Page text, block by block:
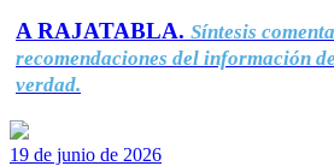
A RAJATABLA. Síntesis
recomendaciones del información
verdad.
19 de junio de 2026